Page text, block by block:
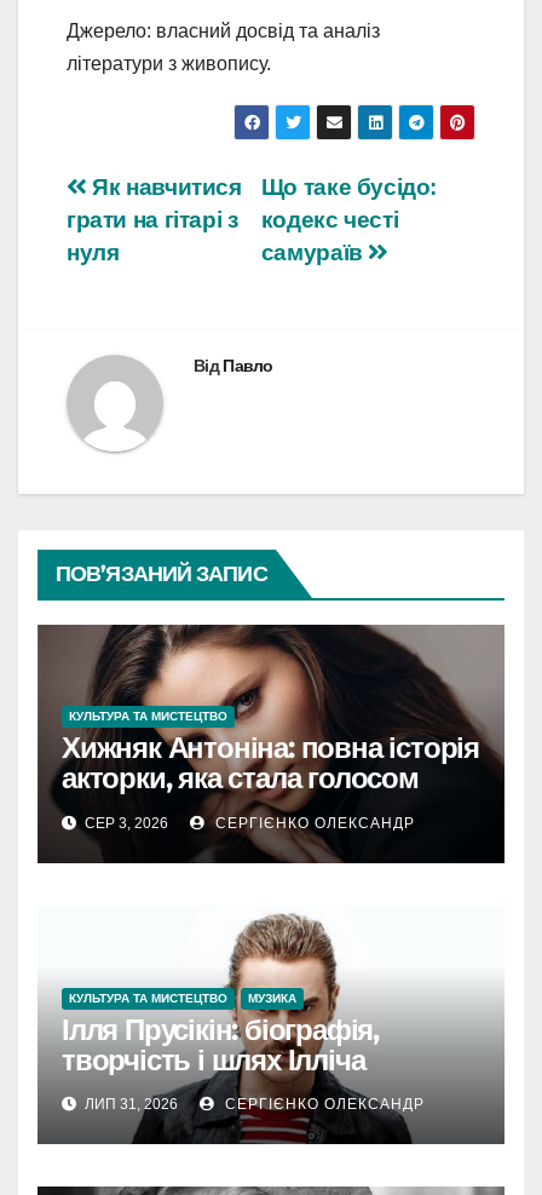
Джерело: власний досвід та аналіз
літератури з живопису.
Навігація
записів
Що таке бусідо:
кодекс честі
самураїв
Як навчитися
грати на гітарі з
нуля
ВідПавло
ПОВ’ЯЗАНИЙ ЗАПИС
КУЛЬТУРА ТА МИСТЕЦТВО
Хижняк Антоніна: повна історія
акторки, яка стала голосом
покоління
СЕР 3, 2026 СЕРГІЄНКО ОЛЕКСАНДР
КУЛЬТУРА ТА МИСТЕЦТВО МУЗИКА
Ілля Прусікін: біографія,
творчість і шлях Ілліча
ЛИП 31, 2026 СЕРГІЄНКО ОЛЕКСАНДР